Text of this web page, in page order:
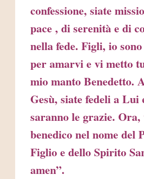
confessione, siate
pace , di serenità e di
nella fede. Figli, io
per amarvi e vi metto
mio manto Benedetto.
Gesù, siate fedeli a Lui
saranno le grazie.
benedico nel nome del
Figlio e dello Spirito
amen”.